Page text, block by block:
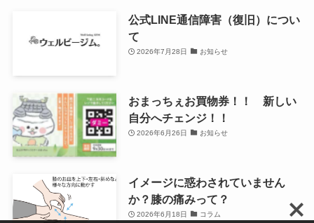
公式LINE通信障害（復旧）につい
て
2026年7月28日 お知らせ
おまっちぇお買物券！！ 新しい
自分へチェンジ！！
2026年6月26日 お知らせ
イメージに惑わされていません
か？膝の痛みって？
2026年6月18日 コラム